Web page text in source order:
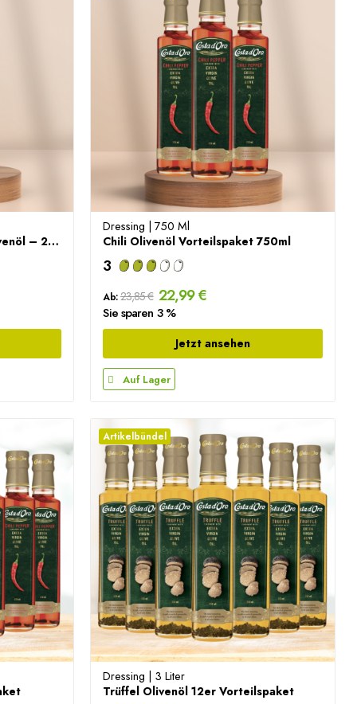
Rotes Chili Extra Natives Olivenöl – 250ml
Dressing | 750 Ml
Chili Olivenöl Vorteilspaket 750ml
3
Ab: 23,85 € 22,99 €
Sie sparen 3 %
Jetzt ansehen
Auf Lager
Artikelbündel
Dressing | 3 Liter
Trüffel Olivenöl 12er Vorteilspaket